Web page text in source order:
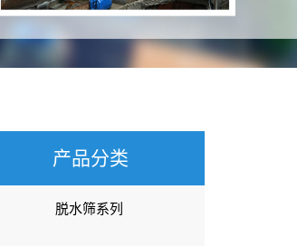
产品分类
脱水筛系列